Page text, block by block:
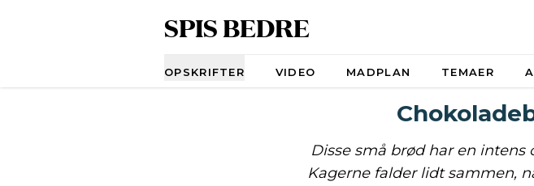
SPIS BEDRE
OPSKRIFTER VIDEO MADPLAN TEMAER
Disse små brød har en
Kagerne falder lidt sammen,